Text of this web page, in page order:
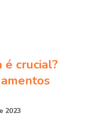
crucial?
2023